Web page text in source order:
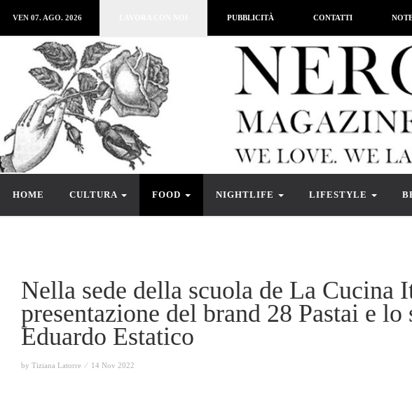
VEN 07. AGO. 2026 PUBBLICITÀ CONTATTI
HOME CULTURA FOOD NIGHTLIFE LIFESTYLE
Nella sede della scuola de La Cucina
presentazione del brand 28 Pastai e
Eduardo Estatico
by Tiziana Latorre ⁄ 14 Nov 2022